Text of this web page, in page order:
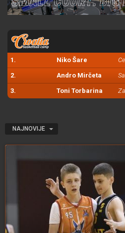
1. Niko Šare
2. Andro Mirčeta
3. Toni Torbarina
NAJNOVIJE